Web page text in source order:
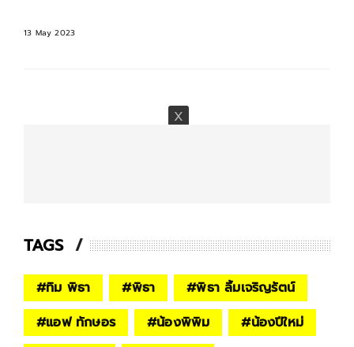
13 May 2023
TAGS
#ทิม พิธา #พิธา #พิธา ลิ้มเจริญรัตน์
#แอฟ ทักษอร #น้องพิพิม #น้องปีใหม่